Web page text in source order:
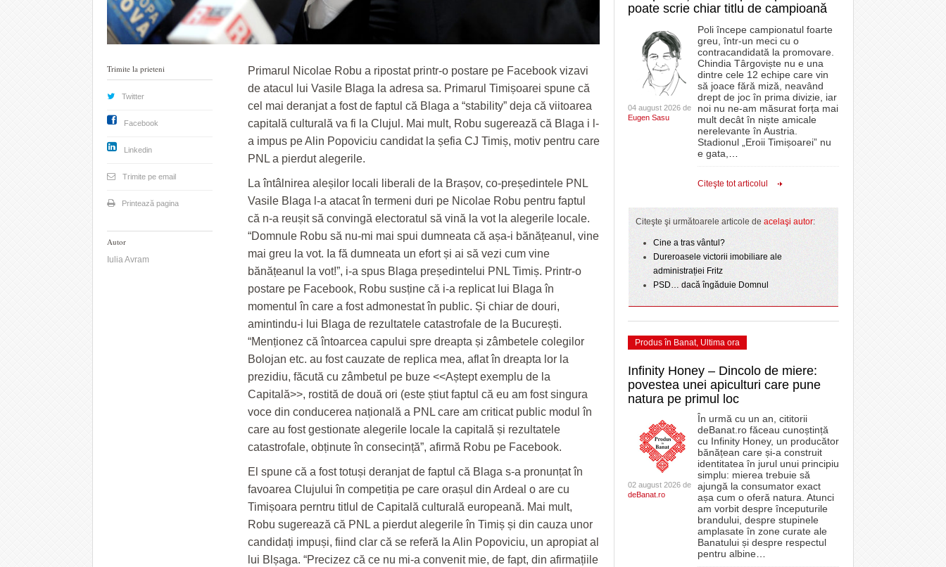
Primarul Nicolae Robu a ripostat printr-o postare pe Facebook vizavi
de atacul lui Vasile Blaga la adresa sa. Primarul Timișoarei spune că
cel mai deranjat a fost de faptul că Blaga a “stability” deja că viitoarea
capitală culturală va fi la Clujul. Mai mult, Robu sugerează că Blaga i l-
a impus pe Alin Popoviciu candidat la șefia CJ Timiș, motiv pentru care
PNL a pierdut alegerile.
La întâlnirea aleșilor locali liberali de la Brașov, co-președintele PNL
Vasile Blaga l-a atacat în termeni duri pe Nicolae Robu pentru faptul
că n-a reușit să convingă electoratul să vină la vot la alegerile locale.
“Domnule Robu să nu-mi mai spui dumneata că așa-i bănățeanul, vine
mai greu la vot. Ia fă dumneata un efort și ai să vezi cum vine
bănățeanul la vot!”, i-a spus Blaga președintelui PNL Timiș. Printr-o
postare pe Facebook, Robu susține că i-a replicat lui Blaga în
momentul în care a fost admonestat în public. Și chiar de douri,
amintindu-i lui Blaga de rezultatele catastrofale de la București.
“Menționez că întoarcea capului spre dreapta și zâmbetele colegilor
Bolojan etc. au fost cauzate de replica mea, aflat în dreapta lor la
prezidiu, făcută cu zâmbetul pe buze <<Aștept exemplu de la
Capitală>>, rostită de două ori (este știut faptul că eu am fost singura
voce din conducerea națională a PNL care am criticat public modul în
care au fost gestionate alegerile locale la capitală și rezultatele
catastrofale, obținute în consecință”, afirmă Robu pe Facebook.
El spune că a fost totuși deranjat de faptul că Blaga s-a pronunțat în
favoarea Clujului în competiția pe care orașul din Ardeal o are cu
Timișoara perntru titlul de Capitală culturală europeană. Mai mult,
Robu sugerează că PNL a pierdut alegerile în Timiș și din cauza unor
candidați impuși, fiind clar că se referă la Alin Popoviciu, un apropiat al
lui Blșaga. “Precizez că ce nu mi-a convenit mie, de fapt, din afirmațiile
Trimite la prieteni
Twitter
Facebook
Linkedin
Trimite pe email
Printează pagina
Autor
Iulia Avram
poate scrie chiar titlu de campioană
04 august 2026 de
Eugen Sasu
Poli începe campionatul foarte
greu, într-un meci cu o
contracandidată la promovare.
Chindia Târgoviște nu e una
dintre cele 12 echipe care vin
să joace fără miză, neavând
drept de joc în prima divizie, iar
noi nu ne-am măsurat forța mai
mult decât în niște amicale
nerelevante în Austria.
Stadionul „Eroii Timișoarei” nu
e gata,
Citeşte tot articolul
Citeşte şi următoarele articole de acelaşi autor:
Cine a tras vântul?
Dureroasele victorii imobiliare ale
administrației Fritz
PSD… dacă îngăduie Domnul
Produs în Banat, Ultima ora
Infinity Honey – Dincolo de miere:
povestea unei apiculturi care pune
natura pe primul loc
02 august 2026 de
deBanat.ro
În urmă cu un an, cititorii
deBanat.ro făceau cunoștință
cu Infinity Honey, un producător
bănățean care și-a construit
identitatea în jurul unui principiu
simplu: mierea trebuie să
ajungă la consumator exact
așa cum o oferă natura. Atunci
am vorbit despre începuturile
brandului, despre stupinele
amplasate în zone curate ale
Banatului și despre respectul
pentru albine